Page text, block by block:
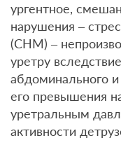
ургентное,
нарушения –
(СНМ) –
уретру
абдоминального
его превышения
уретральным
активности